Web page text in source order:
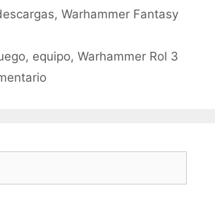
,Warhammer Fantasy
, equipo,Warhammer Rol 3